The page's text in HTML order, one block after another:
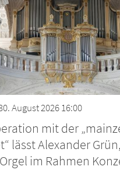
August 2026 16:00
mit der
lässt Alexander
im Rahmen